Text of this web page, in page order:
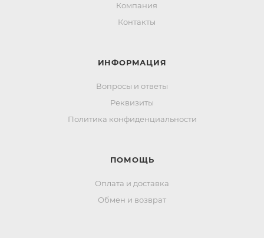
Компания
Контакты
ИНФОРМАЦИЯ
Вопросы и ответы
Реквизиты
Политика конфиденциальности
ПОМОЩЬ
Оплата и доставка
Обмен и возврат